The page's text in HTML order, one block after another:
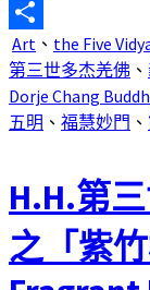
Email
分
享
Art 、 the Five
第三世多杰羌佛 、
Dorje Chang
五明 、 福慧妙門 、
H.H.第
之「紫